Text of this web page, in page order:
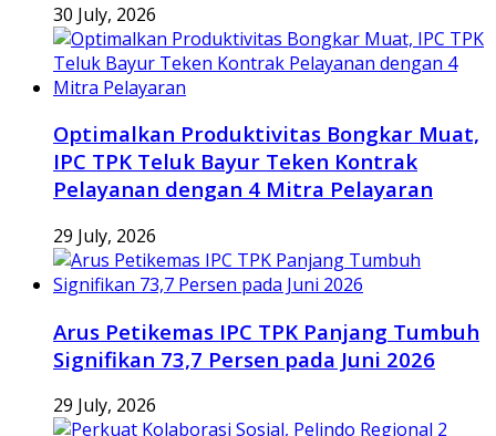
30 July, 2026
Optimalkan Produktivitas Bongkar Muat,
IPC TPK Teluk Bayur Teken Kontrak
Pelayanan dengan 4 Mitra Pelayaran
29 July, 2026
Arus Petikemas IPC TPK Panjang Tumbuh
Signifikan 73,7 Persen pada Juni 2026
29 July, 2026